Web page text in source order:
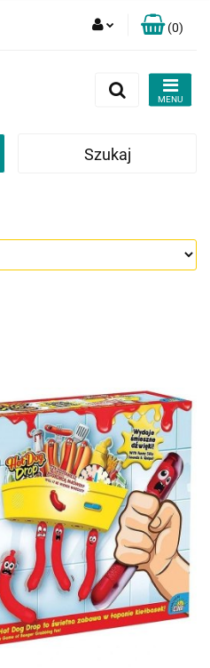
Zarejestruj się
Zgody cookies
(0)
Szukaj